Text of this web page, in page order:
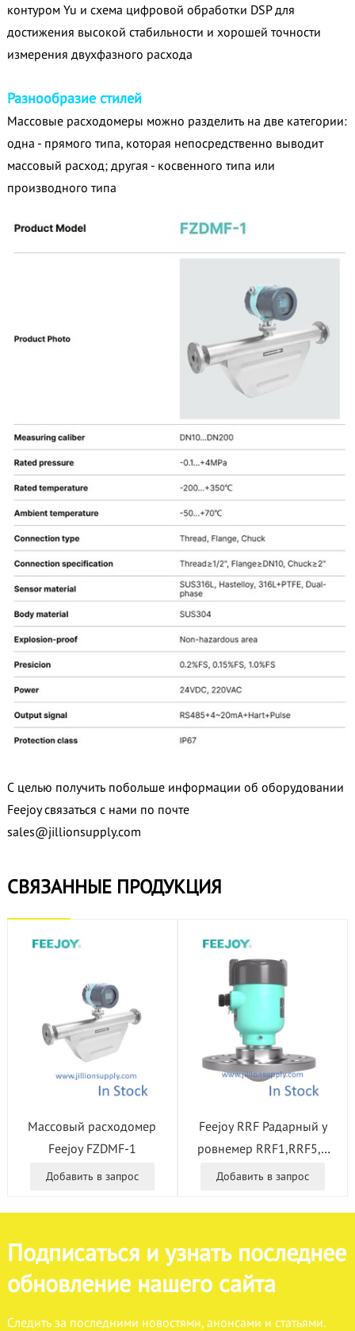
контуром Yu и схема цифровой обработки DSP для
достижения высокой стабильности и хорошей точности
измерения двухфазного расхода
Разнообразие стилей
Массовые расходомеры можно разделить на две категории:
одна - прямого типа, которая непосредственно выводит
массовый расход; другая - косвенного типа или
производного типа
С целью получить побольше информации об оборудовании
Feejoy связаться с нами по почте
sales@jillionsupply.com
СВЯЗАННЫЕ ПРОДУКЦИЯ
Массовый расходомер
Feejoy FZDMF-1
Добавить в запрос
Feejoy RRF Радарный у
ровнемер RRF1,RRF5,R
Добавить в запрос
Подписаться и узнать последнее
обновление нашего сайта
Следить за последними новостями, анонсами и статьями.